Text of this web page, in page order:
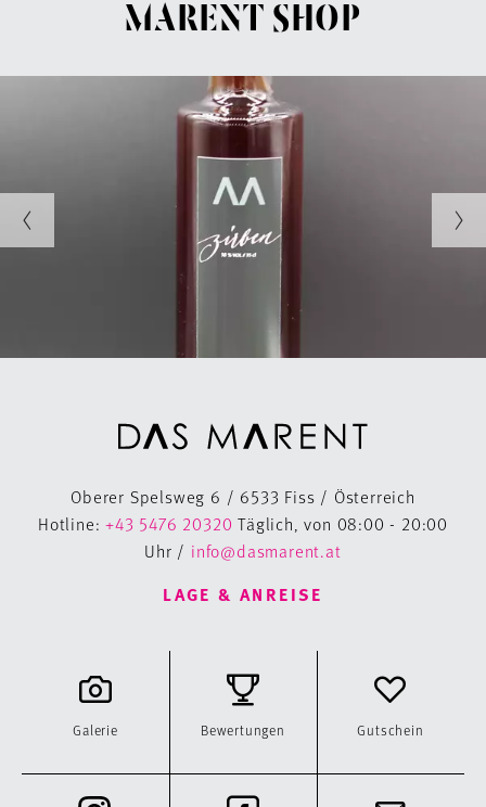
MARENT SHOP
Oberer Spelsweg 6 / 6533 Fiss / Österreich
Hotline:+43 5476 20320 Täglich, von 08:00 - 20:00
Uhr / info@dasmarent.at
LAGE & ANREISE
Galerie Bewertungen Gutschein